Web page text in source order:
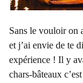
Sans le vouloir on
et j’ai envie de te
expérience ! Il y
chars-bâteaux